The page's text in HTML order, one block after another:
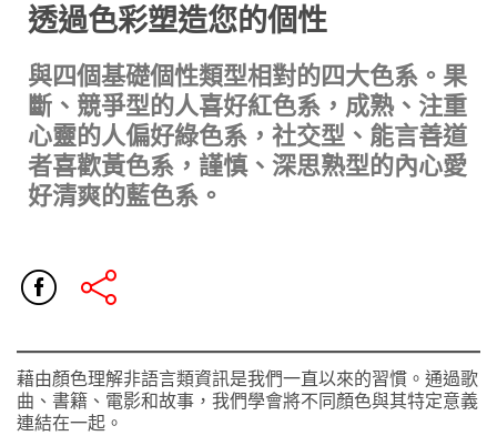
透過色彩塑造您的個性
與四個基礎個性類型相對的四大色系。果
斷、競爭型的人喜好紅色系，成熟、注重
心靈的人偏好綠色系，社交型、能言善道
者喜歡黃色系，謹慎、深思熟型的內心愛
好清爽的藍色系。
藉由顏色理解非語言類資訊是我們一直以來的習慣。通過歌
曲、書籍、電影和故事，我們學會將不同顏色與其特定意義
連結在一起。